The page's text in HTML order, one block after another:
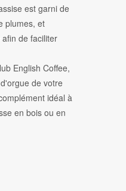
est garni de
plumes, et
de faciliter
English Coffee,
de votre
idéal à
en bois ou en